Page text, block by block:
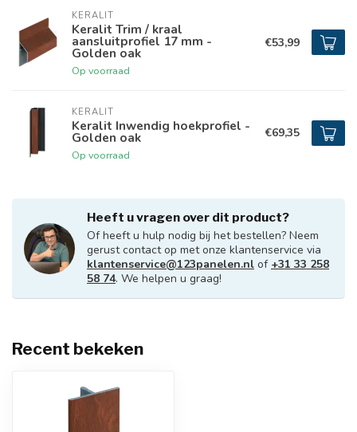
KERALIT
Keralit Trim / kraal
aansluitprofiel 17 mm -
Golden oak
Op voorraad
€53,99
KERALIT
Keralit Inwendig hoekprofiel -
Golden oak
Op voorraad
€69,35
Heeft u vragen over dit product?
Of heeft u hulp nodig bij het bestellen? Neem
gerust contact op met onze klantenservice via
klantenservice@123panelen.nl of +31 33 258
58 74. We helpen u graag!
Recent bekeken